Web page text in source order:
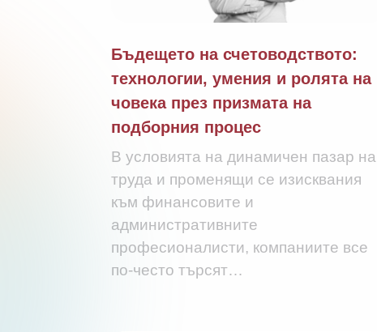
Бъдещето на счетоводството:
технологии, умения и ролята на
човека през призмата на
подборния процес
В условията на динамичен пазар на
труда и променящи се изисквания
към финансовите и
административните
професионалисти, компаниите все
по-често търсят…